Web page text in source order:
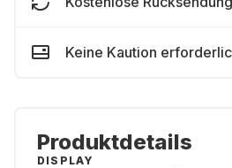
Keine Kaution
Produktdetails
DISPLAY